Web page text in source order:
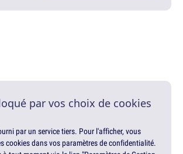
par vos choix de cookies
par un service tiers. Pour l'afficher, vous
cookies dans vos paramètres de confidentialité.